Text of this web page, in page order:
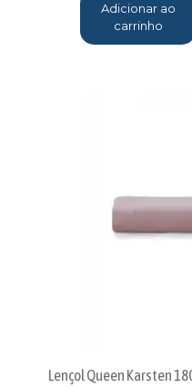
Adicionar ao
carrinho
Lençol Queen Karsten